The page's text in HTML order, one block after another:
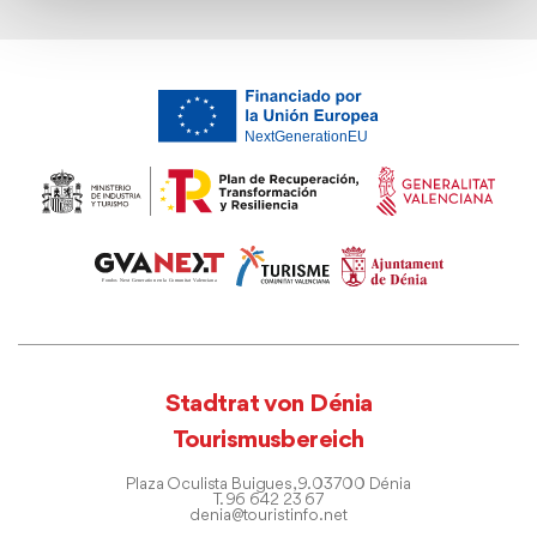
Stadtrat von Dénia
Tourismusbereich
Plaza Oculista Buigues, 9. 03700 Dénia
T. 96 642 23 67
denia@touristinfo.net